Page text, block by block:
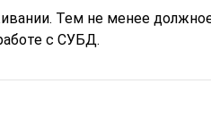
Тем не менее
с СУБД.